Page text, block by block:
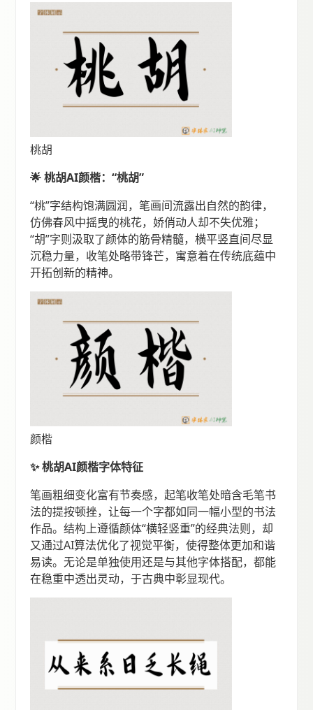
桃胡
🌟 桃胡AI颜楷：“桃胡”
“桃”字结构饱满圆润，笔画间流露出自然的韵律，
仿佛春风中摇曳的桃花，娇俏动人却不失优雅；
“胡”字则汲取了颜体的筋骨精髓，横平竖直间尽显
沉稳力量，收笔处略带锋芒，寓意着在传统底蕴中
开拓创新的精神。
颜楷
✨ 桃胡AI颜楷字体特征
笔画粗细变化富有节奏感，起笔收笔处暗含毛笔书
法的提按顿挫，让每一个字都如同一幅小型的书法
作品。结构上遵循颜体“横轻竖重”的经典法则，却
又通过AI算法优化了视觉平衡，使得整体更加和谐
易读。无论是单独使用还是与其他字体搭配，都能
在稳重中透出灵动，于古典中彰显现代。